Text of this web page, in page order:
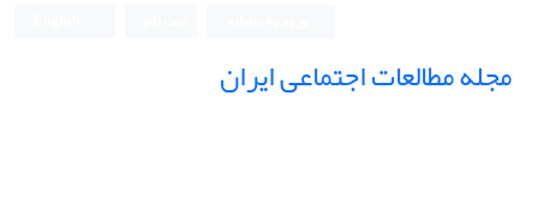
مجله مطالعات اجتماعی ایران